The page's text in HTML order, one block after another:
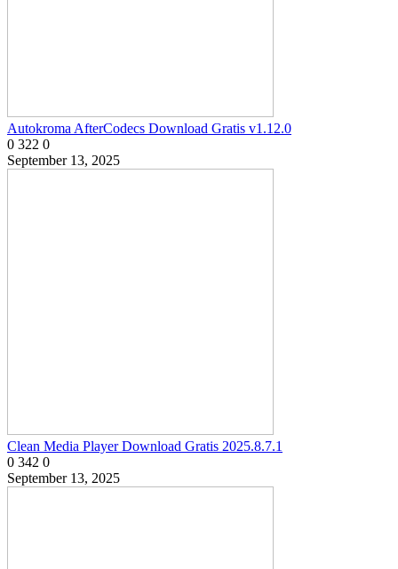
Autokroma AfterCodecs Download Gratis v1.12.0
0 322 0
September 13, 2025
Clean Media Player Download Gratis 2025.8.7.1
0 342 0
September 13, 2025